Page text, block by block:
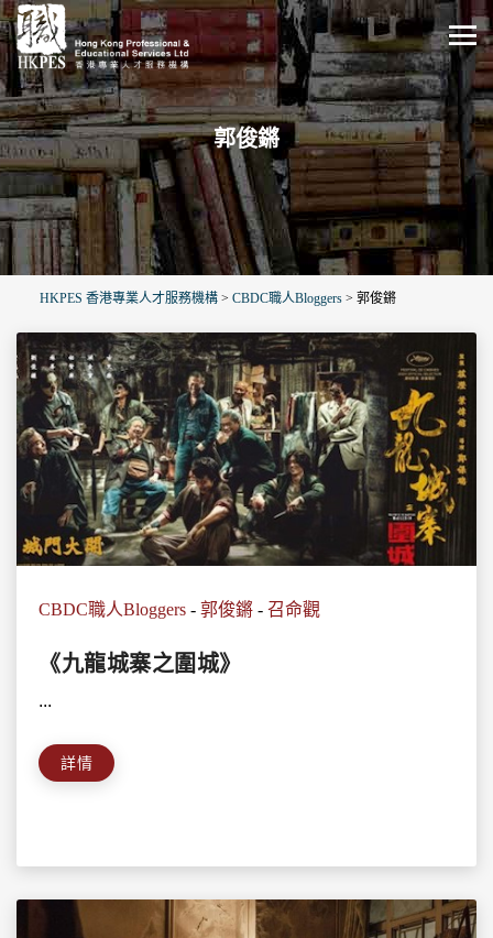
郭俊鏘
HKPES 香港專業人才服務機構 > CBDC職人Bloggers > 郭俊鏘
CBDC職人Bloggers - 郭俊鏘 - 召命觀
《九龍城寨之圍城》
...
詳情